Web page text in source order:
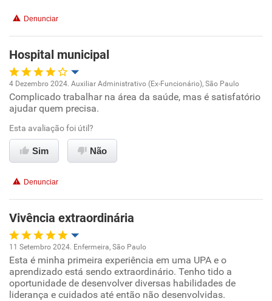
Recomenda esta empresa
Recomenda a diretoria
Denunciar
Hospital municipal
Oportunidade de promoção
Ambiente de trabalho
Conciliação com a vida familiar
Não recomenda esta empresa
Não recomenda a diretoria
4 Dezembro 2024. Auxiliar Administrativo (Ex-Funcionário), São Paulo
Complicado trabalhar na área da saúde, mas é satisfatório
ajudar quem precisa.
Esta avaliação foi útil?
Sim Não
Denunciar
Vivência extraordinária
Oportunidade de promoção
Ambiente de trabalho
11 Setembro 2024. Enfermeira, São Paulo
Esta é minha primeira experiência em uma UPA e o
aprendizado está sendo extraordinário. Tenho tido a
oportunidade de desenvolver diversas habilidades de
liderança e cuidados até então não desenvolvidas.